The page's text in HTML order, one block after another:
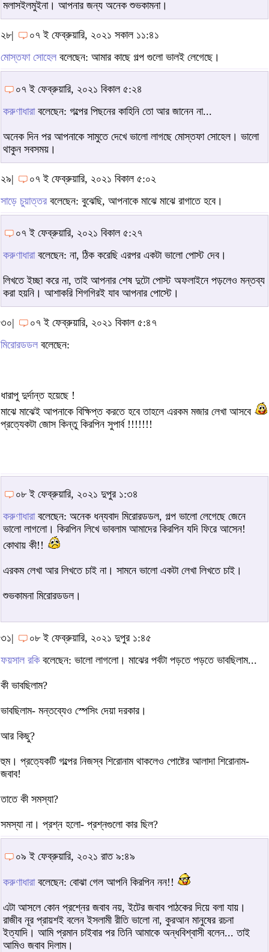
মলাসইলমুইনা। আপনার জন্য অনেক শুভকামনা।
২৮|
০৭ ই ফেব্রুয়ারি, ২০২১ সকাল ১১:৪১
মোস্তফা সোহেল বলেছেন: আমার কাছে গল্প গুলো ভালই লেগেছে।
০৭ ই ফেব্রুয়ারি, ২০২১ বিকাল ৫:২৪
করুণাধারাবলেছেন: গল্পের পিছনের কাহিনি তো আর জানেন না...
অনেক দিন পর আপনাকে সামুতে দেখে ভালো লাগছে মোস্তফা সোহেল। ভালো
থাকুন সবসময়।
২৯|
০৭ ই ফেব্রুয়ারি, ২০২১ বিকাল ৫:০২
সাড়ে চুয়াত্তর বলেছেন: বুঝেছি, আপনাকে মাঝে মাঝে রাগাতে হবে।
০৭ ই ফেব্রুয়ারি, ২০২১ বিকাল ৫:২৭
করুণাধারাবলেছেন: না, ঠিক করেছি এরপর একটা ভালো পোস্ট দেব।
লিখতে ইচ্ছা করে না, তাই আপনার শেষ দুটো পোস্ট অফলাইনে পড়লেও মন্তব্য
করা হয়নি। আশাকরি শিগগিরই যাব আপনার পোস্টে।
৩০|
০৭ ই ফেব্রুয়ারি, ২০২১ বিকাল ৫:৪৭
মিরোরডডল বলেছেন:
ধারাপু দুর্দান্ত হয়েছে !
মাঝে মাঝেই আপনাকে বিক্ষিপ্ত করতে হবে তাহলে এরকম মজার লেখা আসবে
প্রত্যেকটা জোস কিন্তু কিরপিন সুপার্ব !!!!!!!
০৮ ই ফেব্রুয়ারি, ২০২১ দুপুর ১:৩৪
করুণাধারাবলেছেন: অনেক ধন্যবাদ মিরোরডডল, গল্প ভালো লেগেছে জেনে
ভালো লাগলো। কিরপিন লিখে ভাবলাম আমাদের কিরপিন যদি ফিরে আসেন!
কোথায় কী!!
এরকম লেখা আর লিখতে চাই না। সামনে ভালো একটা লেখা লিখতে চাই।
শুভকামনা মিরোরডডল।
৩১|
০৮ ই ফেব্রুয়ারি, ২০২১ দুপুর ১:৪৫
ফয়সাল রকিবলেছেন: ভালো লাগলো। মাঝের পর্বটা পড়তে পড়তে ভাবছিলাম...
কী ভাবছিলাম?
ভাবছিলাম- মন্তব্যেও স্পেসিং দেয়া দরকার।
আর কিছু?
হুম। প্রত্যেকটি গল্পের নিজস্ব শিরোনাম থাকলেও পোষ্টের আলাদা শিরোনাম-
জবাব!
তাতে কী সমস্যা?
সমস্যা না। প্রশ্ন হলো- প্রশ্নগুলো কার ছিল?
০৯ ই ফেব্রুয়ারি, ২০২১ রাত ৯:৪৯
করুণাধারাবলেছেন: বোঝা গেল আপনি কিরপিন নন!!
এটা আসলে কোন প্রশ্নের জবাব নয়, ইটের জবাব পাঠকের দিয়ে বলা যায়।
রাজীব নূর প্রায়শই বলেন ইসলামী রীতি ভালো না, কুরআন মানুষের রচনা
ইত্যাদি। আমি প্রমান চাইবার পর তিনি আমাকে অন্ধবিশ্বাসী বলেন... তাই
আমিও জবাব দিলাম।